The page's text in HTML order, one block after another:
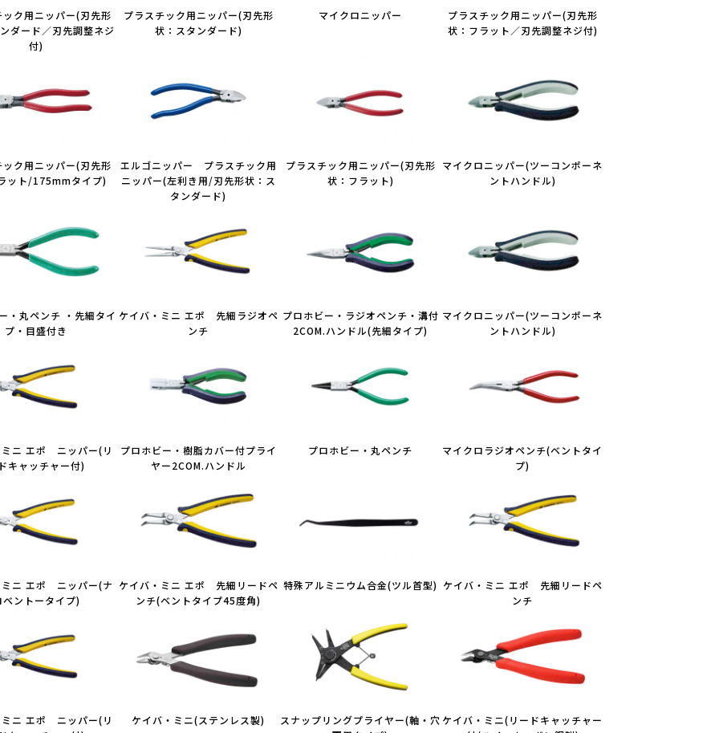
ク用ニッパー(刃先形
ダード／刃先調整ネジ
付)
プラスチック用ニッパー(刃先形
状：スタンダード)
マイクロニッパー
プラスチック用ニッパー(刃先形
状：フラット／刃先調整ネジ付)
ク用ニッパー(刃先形
ット/175mmタイプ)
エルゴニッパー プラスチック用
ニッパー(左利き用/刃先形状：ス
タンダード)
プラスチック用ニッパー(刃先形
状：フラット)
マイクロニッパー(ツーコンポーネ
ントハンドル)
・丸ペンチ ・先細タイ
プ・目盛付き
ケイバ・ミニ エポ 先細ラジオペ
ンチ
プロホビー・ラジオペンチ・溝付
2COM.ハンドル(先細タイプ)
マイクロニッパー(ツーコンポーネ
ントハンドル)
ミニ エポ ニッパー(リ
キャッチャー付)
プロホビー・樹脂カバー付プライ
ヤー2COM.ハンドル
プロホビー・丸ペンチ
マイクロラジオペンチ(ベントタイ
プ)
ミニ エポ ニッパー(ナ
ベントータイプ)
ケイバ・ミニ エポ 先細リードペ
ンチ(ベントタイプ45度角)
特殊アルミニウム合金(ツル首型) ケイバ・ミニ エポ 先細リードペ
ンチ
ミニ エポ ニッパー(リ
ケイバ・ミニ(ステンレス製)
スナップリングプライヤー(軸・穴 ケイバ・ミニ(リードキャッチャー